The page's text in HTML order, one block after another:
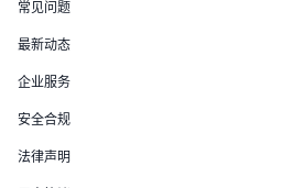
常见问题
最新动态
企业服务
安全合规
法律声明